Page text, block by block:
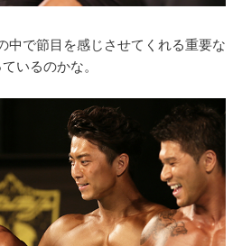
中で節目を感じさせてくれる重要な
いるのかな。